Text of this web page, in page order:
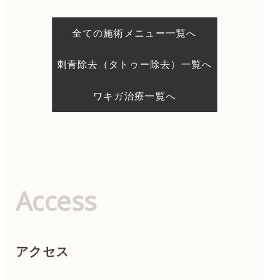
全ての施術メニュー一覧へ
刺青除去（タトゥー除去）一覧へ
ワキガ治療一覧へ
Access
アクセス